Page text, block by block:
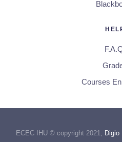
Courses
ECEC IHU © copyright 2021, Digio